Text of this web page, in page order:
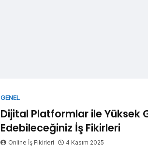
GENEL
Dijital Platformlar ile Yüksek
Edebileceğiniz İş Fikirleri
Online İş Fikirleri 4 Kasım 2025